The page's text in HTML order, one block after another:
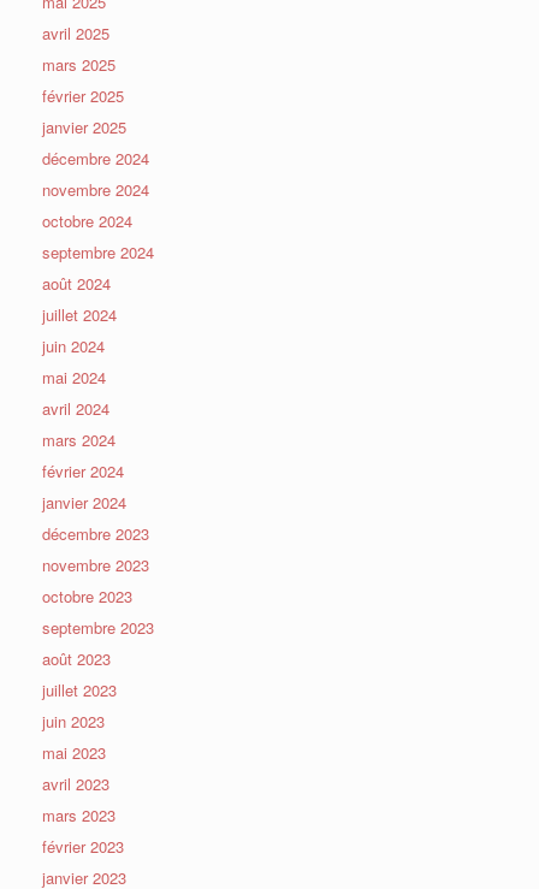
avril 2025
mars 2025
février 2025
janvier 2025
décembre 2024
novembre 2024
octobre 2024
septembre 2024
août 2024
juillet 2024
juin 2024
mai 2024
avril 2024
mars 2024
février 2024
janvier 2024
décembre 2023
novembre 2023
octobre 2023
septembre 2023
août 2023
juillet 2023
juin 2023
mai 2023
avril 2023
mars 2023
février 2023
janvier 2023